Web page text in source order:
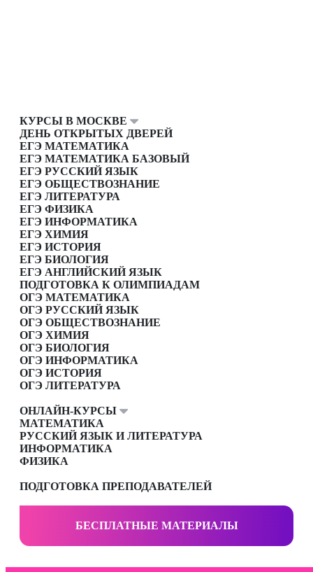
КУРСЫ В МОСКВЕ
ДЕНЬ ОТКРЫТЫХ ДВЕРЕЙ
ЕГЭ МАТЕМАТИКА
ЕГЭ МАТЕМАТИКА БАЗОВЫЙ
ЕГЭ РУССКИЙ ЯЗЫК
ЕГЭ ОБЩЕСТВОЗНАНИЕ
ЕГЭ ЛИТЕРАТУРА
ЕГЭ ФИЗИКА
ЕГЭ ИНФОРМАТИКА
ЕГЭ ХИМИЯ
ЕГЭ ИСТОРИЯ
ЕГЭ БИОЛОГИЯ
ЕГЭ АНГЛИЙСКИЙ ЯЗЫК
ПОДГОТОВКА К ОЛИМПИАДАМ
ОГЭ МАТЕМАТИКА
ОГЭ РУССКИЙ ЯЗЫК
ОГЭ ОБЩЕСТВОЗНАНИЕ
ОГЭ ХИМИЯ
ОГЭ БИОЛОГИЯ
ОГЭ ИНФОРМАТИКА
ОГЭ ИСТОРИЯ
ОГЭ ЛИТЕРАТУРА
ОНЛАЙН-КУРСЫ
МАТЕМАТИКА
РУССКИЙ ЯЗЫК И ЛИТЕРАТУРА
ИНФОРМАТИКА
ФИЗИКА
ПОДГОТОВКА ПРЕПОДАВАТЕЛЕЙ
БЕСПЛАТНЫЕ МАТЕРИАЛЫ